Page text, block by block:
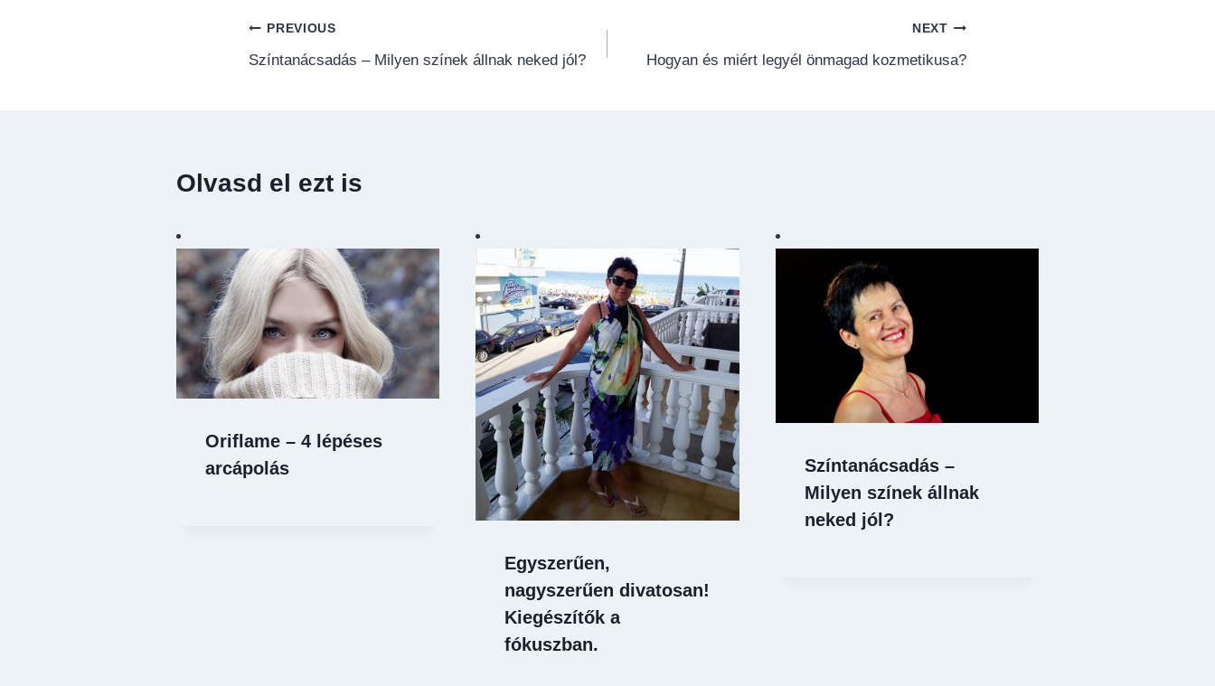
Bejegyzés
navigáció
PREVIOUS
Színtanácsadás – Milyen színek állnak neked jól?
NEXT
Hogyan és miért legyél önmagad kozmetikusa?
Olvasd el ezt is
Oriflame – 4 lépéses
arcápolás
Egyszerűen,
nagyszerűen divatosan!
Kiegészítők a
fókuszban.
Színtanácsadás –
Milyen színek állnak
neked jól?